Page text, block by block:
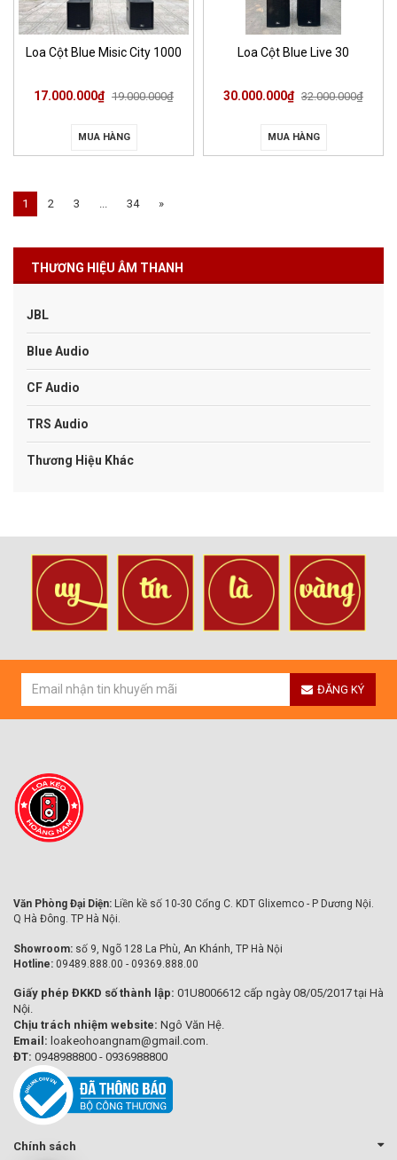
Loa Cột Blue Misic City 1000
17.000.000₫ 19.000.000₫
MUA HÀNG
Loa Cột Blue Live 30
30.000.000₫ 32.000.000₫
MUA HÀNG
1 2 3 ... 34 »
THƯƠNG HIỆU ÂM THANH
JBL
Blue Audio
CF Audio
TRS Audio
Thương Hiệu Khác
ĐĂNG KÝ
Văn Phòng Đại Diện: Liền kề số 10-30 Cổng C. KDT Glixemco - P Dương Nội.
Q Hà Đông. TP Hà Nội.
Showroom: số 9, Ngõ 128 La Phù, An Khánh, TP Hà Nội
Hotline: 09489.888.00 - 09369.888.00
Giấy phép ĐKKD số thành lập: 01U8006612 cấp ngày 08/05/2017 tại Hà
Nội.
Chịu trách nhiệm website: Ngô Văn Hệ.
Email: loakeohoangnam@gmail.com.
ĐT: 0948988800 - 0936988800
Chính sách